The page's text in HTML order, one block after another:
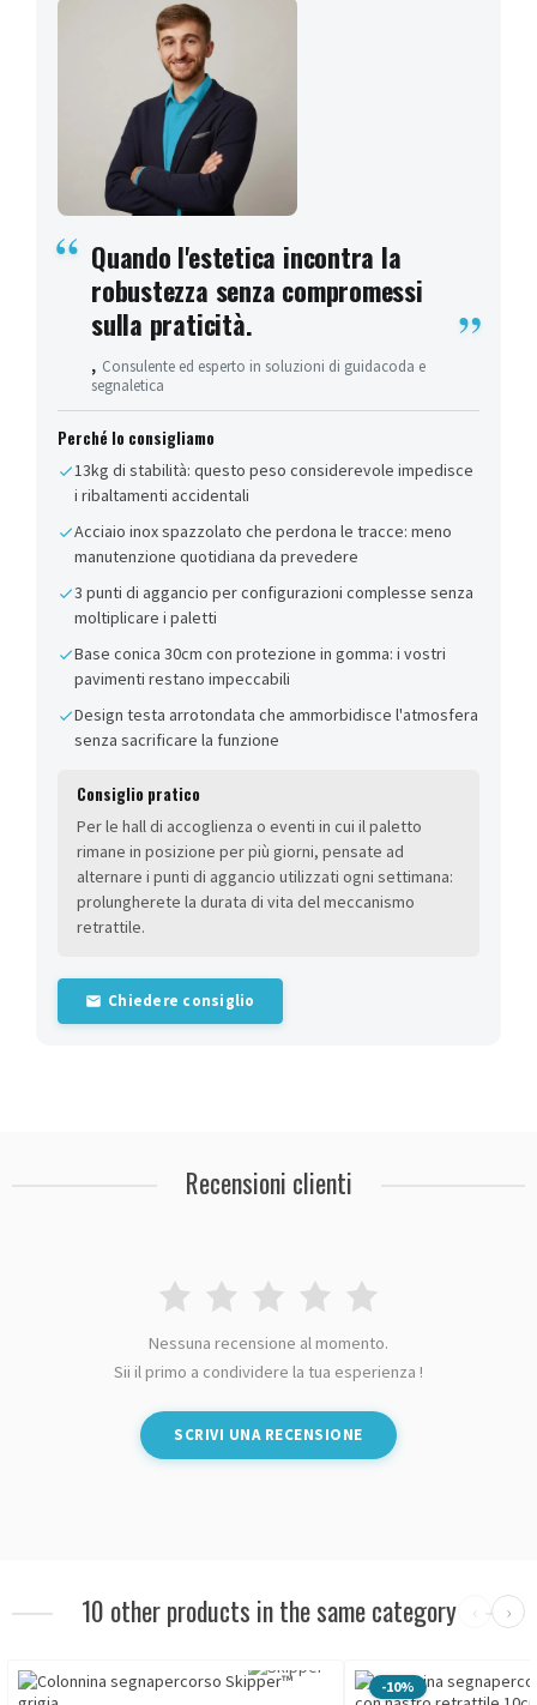
Quando l'estetica incontra la
robustezza senza compromessi
sulla praticità.
, Consulente ed esperto in soluzioni di guidacoda e
segnaletica
Perché lo consigliamo
13kg di stabilità: questo peso considerevole impedisce
i ribaltamenti accidentali
Acciaio inox spazzolato che perdona le tracce: meno
manutenzione quotidiana da prevedere
3 punti di aggancio per configurazioni complesse senza
moltiplicare i paletti
Base conica 30cm con protezione in gomma: i vostri
pavimenti restano impeccabili
Design testa arrotondata che ammorbidisce l'atmosfera
senza sacrificare la funzione
Consiglio pratico
Per le hall di accoglienza o eventi in cui il paletto
rimane in posizione per più giorni, pensate ad
alternare i punti di aggancio utilizzati ogni settimana:
prolungherete la durata di vita del meccanismo
retrattile.
Chiedere consiglio
Recensioni clienti
Nessuna recensione al momento.
Sii il primo a condividere la tua esperienza !
SCRIVI UNA RECENSIONE
10 other products in the same category ‹ ›
-10%